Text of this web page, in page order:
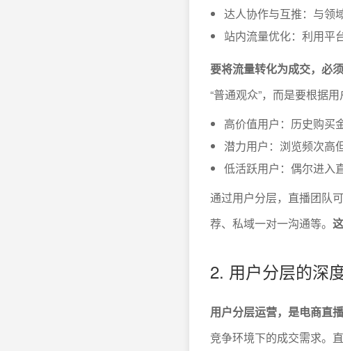
达人协作与互推：与领
站内流量优化：利用平
要将流量转化为成交，必
“普通观众”，而是要根据
高价值用户：历史购买
潜力用户：浏览频次高
低活跃用户：偶尔进入
通过用户分层，直播团队
荐、私域一对一沟通等。
2. 用户分层的深
用户分层运营，是电商直
竞争环境下的成交需求。